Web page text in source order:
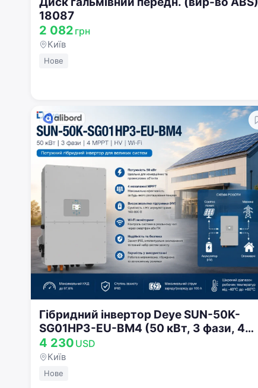
18087
2 082 грн
Київ
Нове
Гібридний інвертор Deye SUN-50K-
SG01HP3-EU-BM4 (50 кВт, 3 фази, 4
MPPT, HV, Wi-Fi)
4 230 USD
Київ
Нове